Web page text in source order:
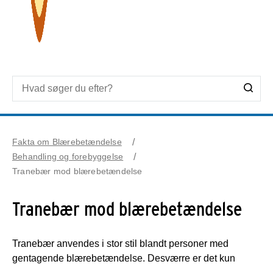
Fakta om Blærebetændelse
Behandling og forebyggelse
Tranebær mod blærebetændelse
Tranebær mod blærebetændelse
Tranebær anvendes i stor stil blandt personer med
gentagende blærebetændelse. Desværre er det kun